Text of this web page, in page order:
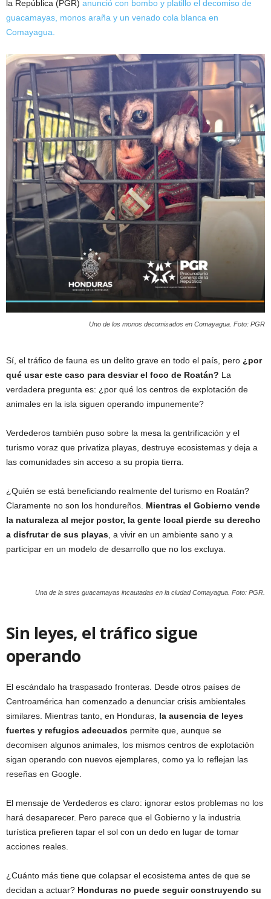
la República (PGR) anunció con bombo y platillo el decomiso de
guacamayas, monos araña y un venado cola blanca en
Comayagua.
Uno de los monos decomisados en Comayagua. Foto: PGR
Sí, el tráfico de fauna es un delito grave en todo el país, pero ¿por
qué usar este caso para desviar el foco de Roatán? La
verdadera pregunta es: ¿por qué los centros de explotación de
animales en la isla siguen operando impunemente?
Verdederos también puso sobre la mesa la gentrificación y el
turismo voraz que privatiza playas, destruye ecosistemas y deja a
las comunidades sin acceso a su propia tierra.
¿Quién se está beneficiando realmente del turismo en Roatán?
Claramente no son los hondureños. Mientras el Gobierno vende
la naturaleza al mejor postor, la gente local pierde su derecho
a disfrutar de sus playas , a vivir en un ambiente sano y a
participar en un modelo de desarrollo que no los excluya.
Una de la stres guacamayas incautadas en la ciudad Comayagua. Foto: PGR.
Sin leyes, el tráfico sigue
operando
El escándalo ha traspasado fronteras. Desde otros países de
Centroamérica han comenzado a denunciar crisis ambientales
similares. Mientras tanto, en Honduras, la ausencia de leyes
fuertes y refugios adecuados permite que, aunque se
decomisen algunos animales, los mismos centros de explotación
sigan operando con nuevos ejemplares, como ya lo reflejan las
reseñas en Google.
El mensaje de Verdederos es claro: ignorar estos problemas no los
hará desaparecer. Pero parece que el Gobierno y la industria
turística prefieren tapar el sol con un dedo en lugar de tomar
acciones reales.
¿Cuánto más tiene que colapsar el ecosistema antes de que se
decidan a actuar? Honduras no puede seguir construyendo su